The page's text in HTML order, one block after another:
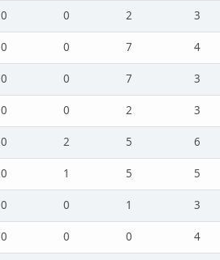
0 0 2
3
0 0 7
4
0 0 7
3
0 0 2
3
0 2 5
6
0 1 5
5
0 0 1
3
0 0 0
4